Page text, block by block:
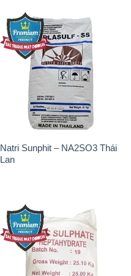
Natri Sunphit – NA2SO3 Thái
Lan